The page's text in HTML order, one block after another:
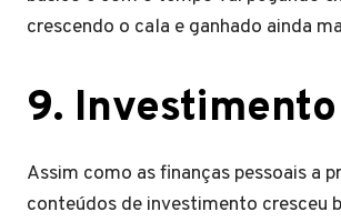
crescendo o cala e ganhado ainda
9. Investimento
Assim como as finanças pessoais a
conteúdos de investimento cresceu